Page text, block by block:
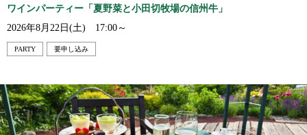
ワインパーティー「夏野菜と小田切牧場の信州牛」
2026年8月22日(土) 17:00～
PARTY 要申し込み